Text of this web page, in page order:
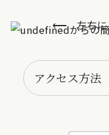
アクセス方法